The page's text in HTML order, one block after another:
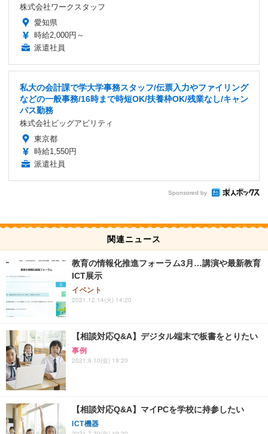
株式会社ワークスタッフ
愛知県
時給2,000円～
派遣社員
私大の会計課で学大学事務スタッフ/伝票入力やファイリング
などの一般事務/16時まで時短OK/扶養枠OK/残業なし/キャン
パス勤務
株式会社ビッグアビリティ
東京都
時給1,550円
派遣社員
Sponsored by
関連ニュース
教育の情報化推進フォーラム3月…講演や最新教育
ICT展示
イベント
2021.12.14(火) 14:20
【相談対応Q&A】デジタル端末で板書をとりたい
事例
2021.9.10(金) 19:20
【相談対応Q&A】マイPCを学校に持参したい
ICT機器